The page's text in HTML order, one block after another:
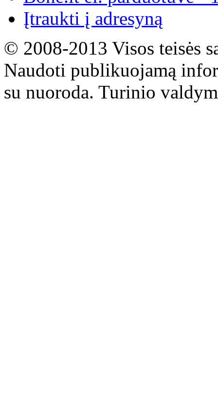
Įtraukti į adresyną
© 2008-2013 Visos teisės
Naudoti publikuojamą
su nuoroda. Turinio